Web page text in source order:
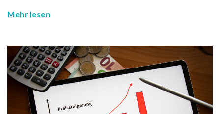
Mehr lesen